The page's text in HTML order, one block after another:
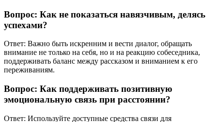
Вопрос: Как не показаться навязчивым, делясь
успехами?
Ответ: Важно быть искренним и вести диалог, обращать
внимание не только на себя, но и на реакцию собеседника,
поддерживать баланс между рассказом и вниманием к его
переживаниям.
Вопрос: Как поддерживать позитивную
эмоциональную связь при расстоянии?
Ответ: Используйте доступные средства связи для